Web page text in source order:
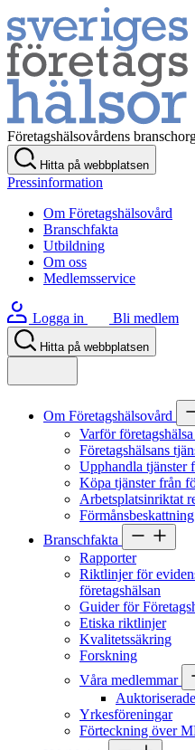
Företagshälsovårdens
Hitta på webbplatsen
Pressinformation
Om Företagshälsovård
Branschfakta
Utbildning
Om oss
Medlemsservice
Logga in Bli medlem
Hitta på webbplatsen
Om Företagshälsovård
Varför
Företagshälsans
Upphandla tjänster
Köpa tjänster från
Arbetsplatsinriktat
Branschfakta
Rapporter
Riktlinjer för
företagshälsan
Guider för
Etiska riktlinjer
Kvalitetssäkring
Forskning
Våra medlemmar
Yrkesföreningar
Förteckning över